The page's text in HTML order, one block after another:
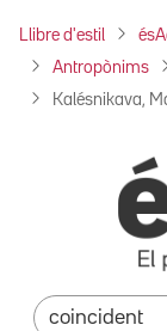
Llibre d'estil
Antropònims
Kalésnikava,